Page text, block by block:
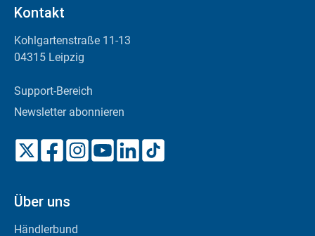
Kontakt
Kohlgartenstraße 11-13
04315 Leipzig
Support-Bereich
Newsletter abonnieren
Über uns
Händlerbund